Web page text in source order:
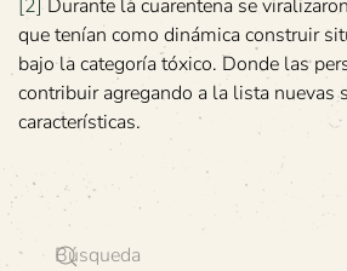
[2] Durante la cuarentena se
que tenían como dinámica construir
bajo la categoría tóxico. Donde las
contribuir agregando a la lista nuevas
características.